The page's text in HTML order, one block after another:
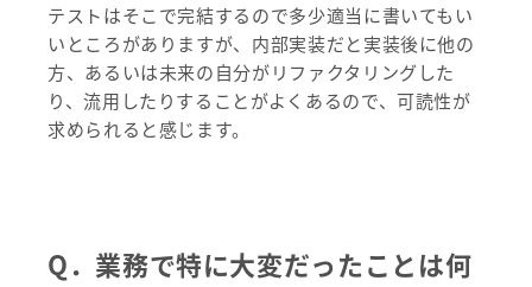
テストはそこで完結するので多少適当に書いてもい
いところがありますが、内部実装だと実装後に他の
方、あるいは未来の自分がリファクタリングした
り、流用したりすることがよくあるので、可読性が
求められると感じます。
Q．業務で特に大変だったことは何